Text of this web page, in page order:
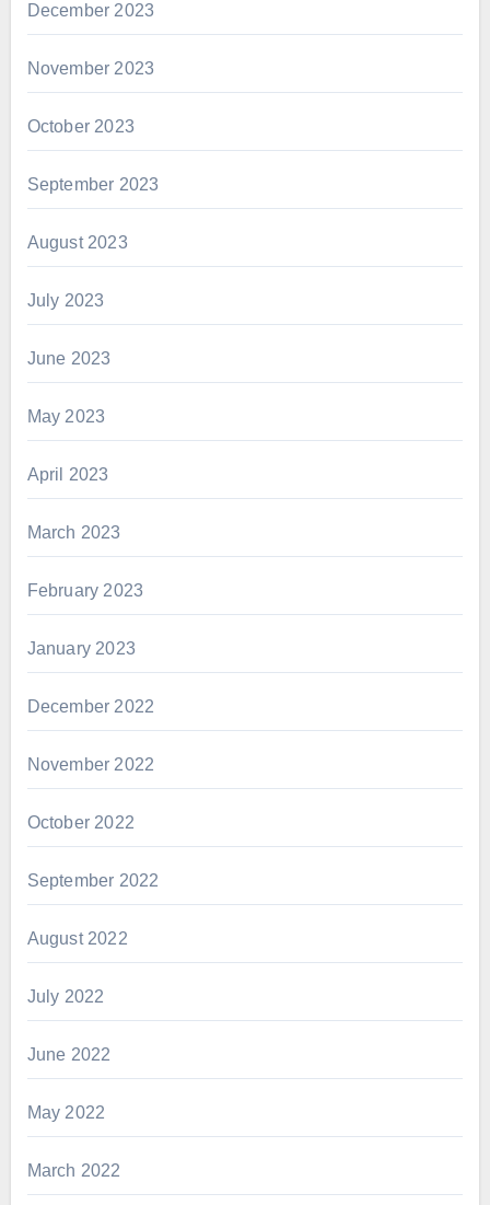
December 2023
November 2023
October 2023
September 2023
August 2023
July 2023
June 2023
May 2023
April 2023
March 2023
February 2023
January 2023
December 2022
November 2022
October 2022
September 2022
August 2022
July 2022
June 2022
May 2022
March 2022